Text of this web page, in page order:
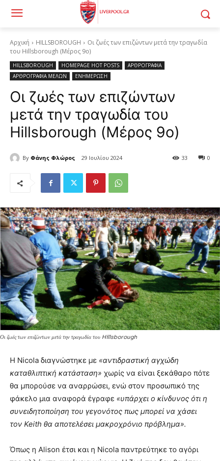
Αρχική HILLSBOROUGH
Οι ζωές των επιζώντων μετά την τραγωδία
του Hillsborough (Μέρος 9ο)
HILLSBOROUGH HOMEPAGE HOT POSTS
ΑΡΘΡΟΓΡΑΦΙΑ
ΑΡΘΡΟΓΡΑΦΙΑ ΜΕΛΩΝ
ΕΝΗΜΕΡΩΣΗ
Οι ζωές των επιζώντων
μετά την τραγωδία του
Hillsborough (Μέρος 9ο)
By Φάνης Φλώρος 29 Ιουλίου 2024 0
33
Οι ζωές των επιζώντων μετά την τραγωδία του Hillsborough
Η Nicola διαγνώστηκε με «αντιδραστική αγχώδη
καταθλιπτική κατάσταση» χωρίς να είναι ξεκάθαρο πότε
θα μπορούσε να αναρρώσει, ενώ στον προσωπικό της
φάκελο μια αναφορά έγραφε «υπάρχει ο κίνδυνος ότι η
συνειδητοποίηση του γεγονότος πως μπορεί να χάσει
τον Keith θα αποτελέσει μακροχρόνιο πρόβλημα».
Όπως η Alison έτσι και η Nicola παντρεύτηκε το αγόρι